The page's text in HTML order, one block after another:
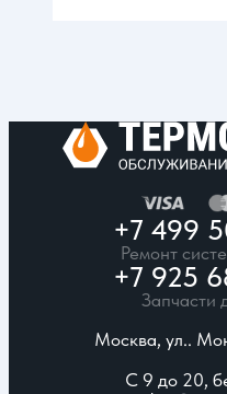
+7 499
Ремонт
+7 925
Запчасти
Москва, ул..
С 9 до 20,